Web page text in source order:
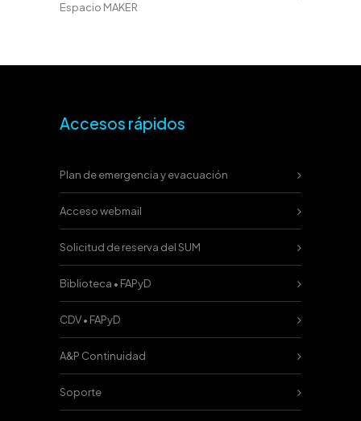
Espacio MAKER
Accesos rápidos
Plan de emergencia y evacuación
Acceso webmail
Solicitud de reserva del SUM
Biblioteca • FAPyD
CDV • FAPyD
A&P Continuidad
Soporte